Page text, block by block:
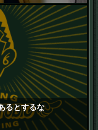
るとするな